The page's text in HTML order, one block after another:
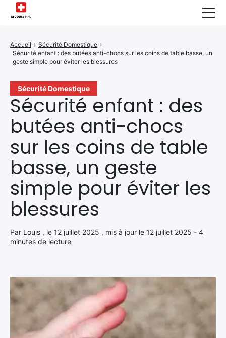
Sécurité Domestique
Sécurité enfant : des
butées anti-chocs
sur les coins de table
basse, un geste
simple pour éviter les
blessures
Par Louis , le 12 juillet 2025 , mis à jour le 12 juillet 2025 - 4
minutes de lecture
Accueil › Sécurité Domestique ›
Sécurité enfant : des butées anti-chocs sur les coins de table basse, un
geste simple pour éviter les blessures
Infos & Conseils
Actualités des Secours
Santé & Bien-être
A propos de Nous
Contactez-nous
Politique de Confidentialité